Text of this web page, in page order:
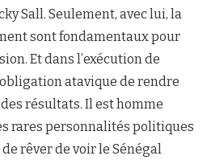
Sall. Seulement, avec lui, la
sont fondamentaux pour
Et dans l’exécution de
atavique de rendre
résultats. Il est homme
rares personnalités politiques
rêver de voir le Sénégal